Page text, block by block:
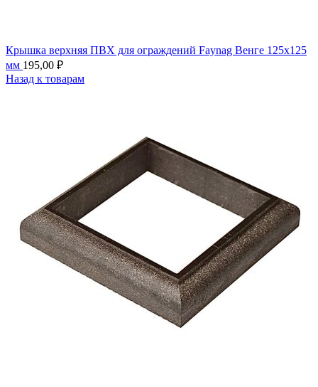
Крышка верхняя ПВХ для ограждений Faynag Венге 125х125
мм 195,00 ₽
Назад к товарам